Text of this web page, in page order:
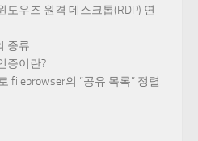
도우즈 원격 데스크톱(RDP) 연
종류
증이란?
filebrowser의 “공유 목록” 정렬